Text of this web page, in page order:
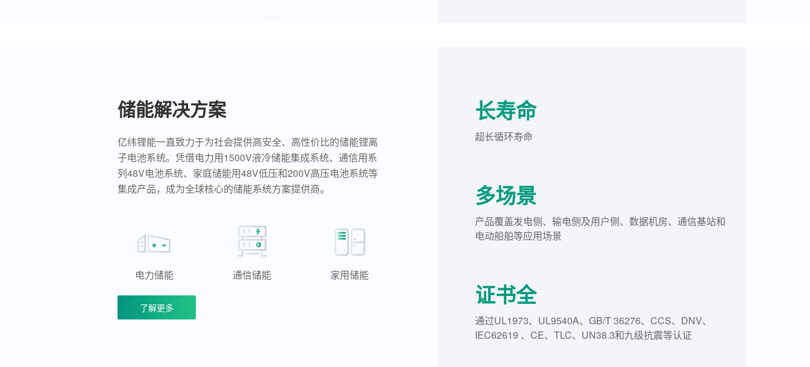
储能解决方案
亿纬锂能一直致力于为社会提供高安全、高性价比的储能锂离
子电池系统。凭借电力用1500V液冷储能集成系统、通信用系
列48V电池系统、家庭储能用48V低压和200V高压电池系统等
集成产品，成为全球核心的储能系统方案提供商。
电力储能 通信储能 家用储能
了解更多
长寿命
超长循环寿命
多场景
产品覆盖发电侧、输电侧及用户侧、数据机房、通信基站和
电动船舶等应用场景
证书全
通过UL1973、UL9540A、GB/T 36276、CCS、DNV、
IEC62619 、CE、TLC、UN38.3和九级抗震等认证